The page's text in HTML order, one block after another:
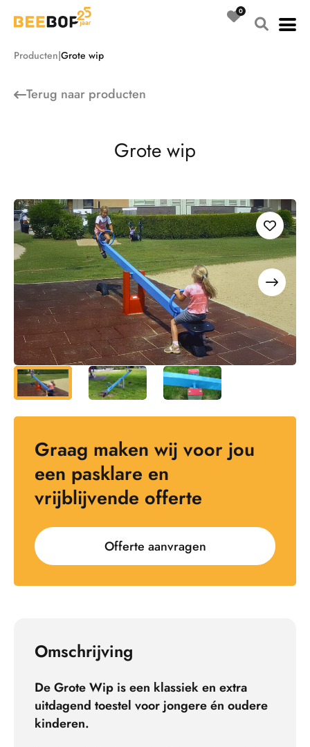
naar
inhoud
Producten Grote wip
Terug naar producten
Grotewip
Graag maken wij voor jou
een pasklare en
vrijblijvende offerte
Offerte aanvragen
Omschrijving
De Grote Wip is een klassiek en extra
uitdagend toestel voor jongere én oudere
kinderen.